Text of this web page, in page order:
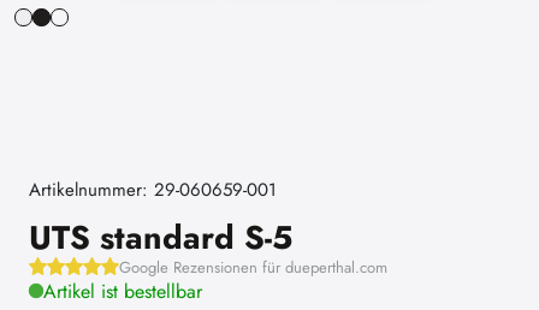
Artikelnummer: 29-060659-001
UTS standard S-5
Google Rezensionen für dueperthal.com
Artikel ist bestellbar